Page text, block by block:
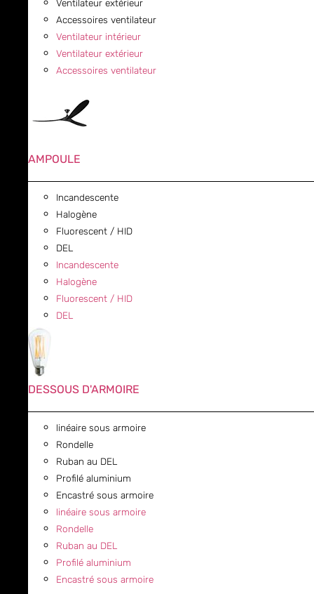
Ventilateur extérieur
Accessoires ventilateur
Ventilateur intérieur
Ventilateur extérieur
Accessoires ventilateur
AMPOULE
Incandescente
Halogène
Fluorescent / HID
DEL
Incandescente
Halogène
Fluorescent / HID
DEL
DESSOUS D'ARMOIRE
linéaire sous armoire
Rondelle
Ruban au DEL
Profilé aluminium
Encastré sous armoire
linéaire sous armoire
Rondelle
Ruban au DEL
Profilé aluminium
Encastré sous armoire